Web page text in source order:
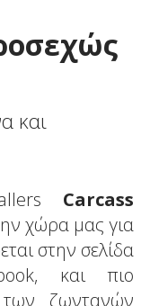
και
Carcass
χώρα μας για
στην σελίδα
και πιο
των ζωντανών